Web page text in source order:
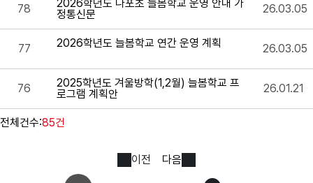
78
2026학년도 나포초 늘봄학교 운영 안내 가
정통신문
26.03.05
77 2026학년도 늘봄학교 연간 운영 계획 26.03.05
76
2025학년도 겨울방학(1,2월) 늘봄학교 프
로그램 계획안
26.01.21
전체건수:85건
이전 다음